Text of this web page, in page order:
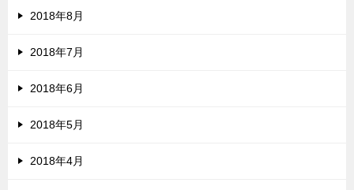
2018年8月
2018年7月
2018年6月
2018年5月
2018年4月